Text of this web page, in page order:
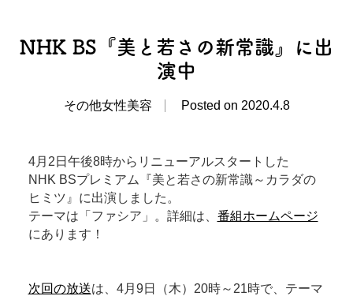
NHK BS『美と若さの新常識』に出
演中
その他女性美容 Posted on 2020.4.8
4月2日午後8時からリニューアルスタートした
NHK BSプレミアム『美と若さの新常識～カラダの
ヒミツ』に出演しました。
テーマは「ファシア」。詳細は、 番組ホームページ
にあります！
次回の放送は、4月9日（木）20時～21時で、テーマ